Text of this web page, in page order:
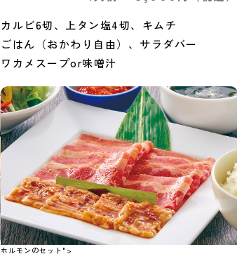
カルビ6切、上タン塩4切、キムチ
ごはん（おかわり自由）、サラダバー
ワカメスープor味噌汁
ホルモンのセット">